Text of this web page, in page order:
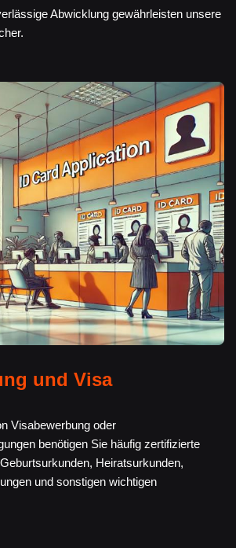
Abwicklung gewährleisten unsere
und Visa
Visabewerbung oder
benötigen Sie häufig zertifizierte
Heiratsurkunden,
und sonstigen wichtigen